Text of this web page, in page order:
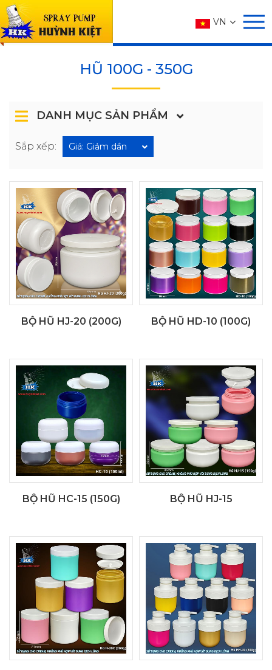
VN
SẢN PHẨM
Trang chủ SẢN PHẨM
HŨ 100G - 350G
DANH MỤC SẢN PHẨM
Sắp xếp: Giá: Giảm dần
BỘ HŨ HJ-20 (200G) BỘ HŨ HD-10 (100G)
BỘ HŨ HC-15 (150G) BỘ HŨ HJ-15